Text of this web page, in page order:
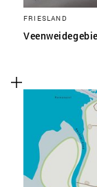
FRIESLAND